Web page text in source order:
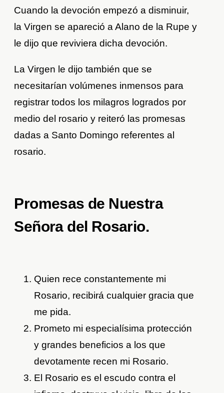
Cuando la devoción empezó a disminuir,
la Virgen se apareció a Alano de la Rupe y
le dijo que reviviera dicha devoción.
La Virgen le dijo también que se
necesitarían volúmenes inmensos para
registrar todos los milagros logrados por
medio del rosario y reiteró las promesas
dadas a Santo Domingo referentes al
rosario.
Promesas de Nuestra
Señora del Rosario.
Quien rece constantemente mi
Rosario, recibirá cualquier gracia que
me pida.
Prometo mi especialísima protección
y grandes beneficios a los que
devotamente recen mi Rosario.
El Rosario es el escudo contra el